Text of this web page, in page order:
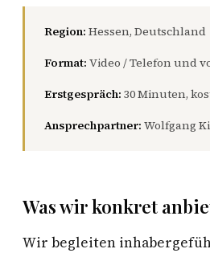
Region: Hessen, Deutschland
Format: Video / Telefon und
Erstgespräch: 30 Minuten,
Ansprechpartner: Wolfgang
Was wir konkret
Wir begleiten